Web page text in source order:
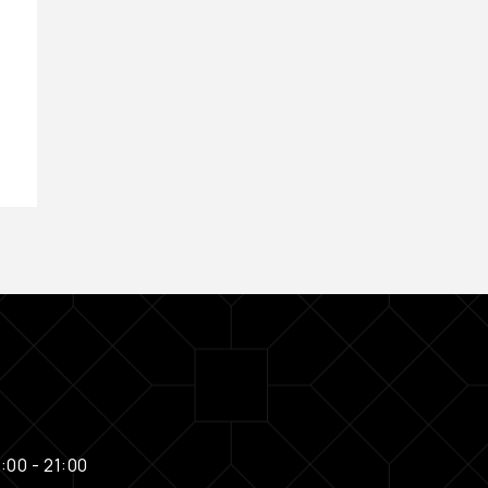
- 21:00